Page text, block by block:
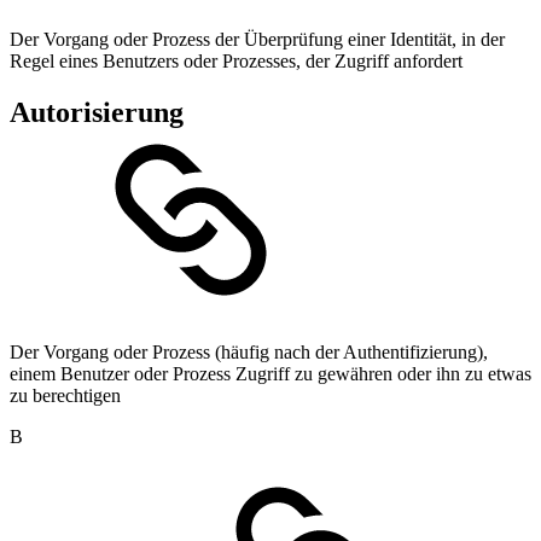
Der Vorgang oder Prozess der Überprüfung einer Identität, in der
Regel eines Benutzers oder Prozesses, der Zugriff anfordert
Autorisierung
Der Vorgang oder Prozess (häufig nach der Authentifizierung),
einem Benutzer oder Prozess Zugriff zu gewähren oder ihn zu etwas
zu berechtigen
B